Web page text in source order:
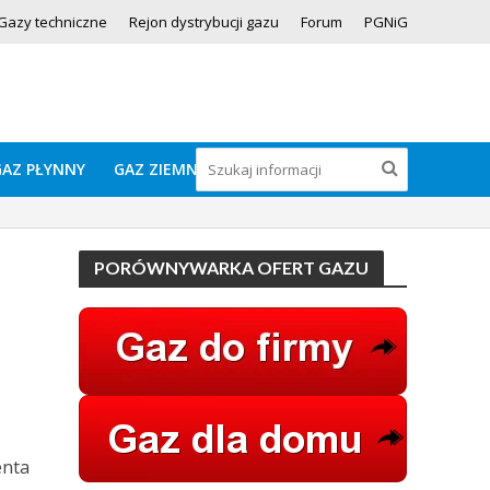
techniczne Rejon dystrybucji gazu Forum PGNiG
PŁYNNY GAZ ZIEMNY
PORÓWNYWARKA OFERT GAZU